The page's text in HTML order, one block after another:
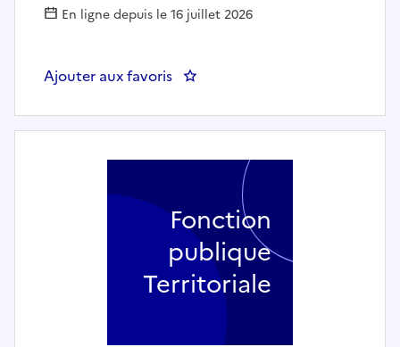
En ligne depuis le 16 juillet 2026
Ajouter aux favoris : AIDE-SOIGNANT(E) -
Fonction
publique
Territoriale